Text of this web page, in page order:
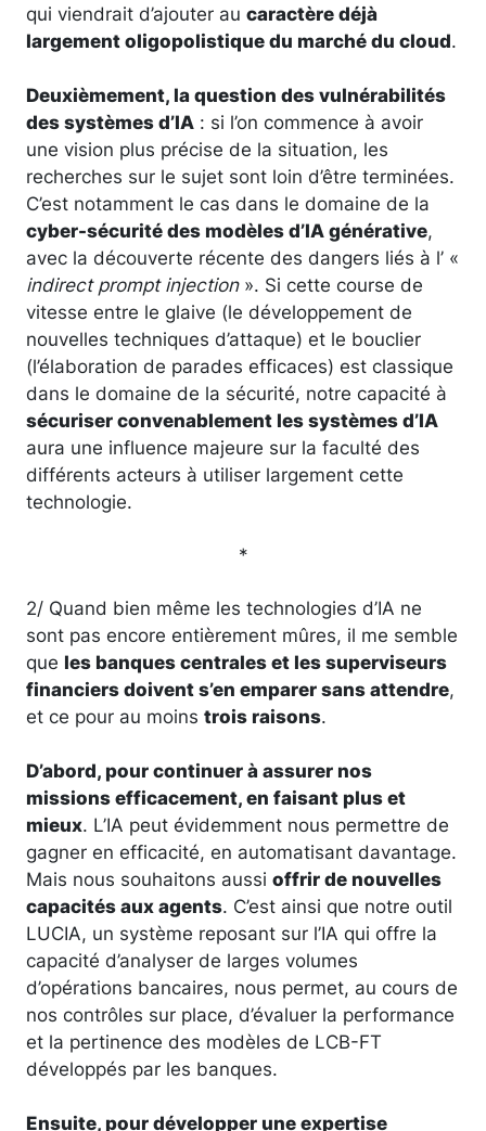
qui viendrait d’ajouter au caractère déjà
largement oligopolistique du marché du cloud.
Deuxièmement, la question des vulnérabilités
des systèmes d’IA : si l’on commence à avoir
une vision plus précise de la situation, les
recherches sur le sujet sont loin d’être terminées.
C’est notamment le cas dans le domaine de la
cyber-sécurité des modèles d’IA générative,
avec la découverte récente des dangers liés à l’ «
indirect prompt injection». Si cette course de
vitesse entre le glaive (le développement de
nouvelles techniques d’attaque) et le bouclier
(l’élaboration de parades efficaces) est classique
dans le domaine de la sécurité, notre capacité à
sécuriser convenablement les systèmes d’IA
aura une influence majeure sur la faculté des
différents acteurs à utiliser largement cette
technologie.
*
2/ Quand bien même les technologies d’IA ne
sont pas encore entièrement mûres, il me semble
que les banques centrales et les superviseurs
financiers doivent s’en emparer sans attendre,
et ce pour au moins trois raisons.
D’abord, pour continuer à assurer nos
missions efficacement, en faisant plus et
mieux. L’IA peut évidemment nous permettre de
gagner en efficacité, en automatisant davantage.
Mais nous souhaitons aussi offrir de nouvelles
capacités aux agents. C’est ainsi que notre outil
LUCIA, un système reposant sur l’IA qui offre la
capacité d’analyser de larges volumes
d’opérations bancaires, nous permet, au cours de
nos contrôles sur place, d’évaluer la performance
et la pertinence des modèles de LCB-FT
développés par les banques.
Ensuite, pour développer une expertise